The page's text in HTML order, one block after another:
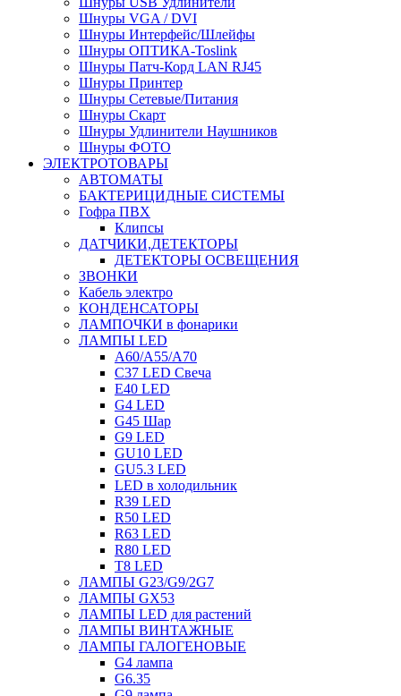
Шнуры VGA / DVI
Шнуры Интерфейс/Шлейфы
Шнуры ОПТИКА-Toslink
Шнуры Патч-Корд LAN RJ45
Шнуры Принтер
Шнуры Сетевые/Питания
Шнуры Скарт
Шнуры Удлинители Наушников
Шнуры ФОТО
ЭЛЕКТРОТОВАРЫ
АВТОМАТЫ
БАКТЕРИЦИДНЫЕ СИСТЕМЫ
Гофра ПВХ
Клипсы
ДАТЧИКИ,ДЕТЕКТОРЫ
ДЕТЕКТОРЫ ОСВЕЩЕНИЯ
ЗВОНКИ
Кабель электро
КОНДЕНСАТОРЫ
ЛАМПОЧКИ в фонарики
ЛАМПЫ LED
A60/A55/A70
C37 LED Свеча
E40 LED
G4 LED
G45 Шар
G9 LED
GU10 LED
GU5.3 LED
LED в холодильник
R39 LED
R50 LED
R63 LED
R80 LED
T8 LED
ЛАМПЫ G23/G9/2G7
ЛАМПЫ GX53
ЛАМПЫ LED для растений
ЛАМПЫ ВИНТАЖНЫЕ
ЛАМПЫ ГАЛОГЕНОВЫЕ
G4 лампа
G6.35